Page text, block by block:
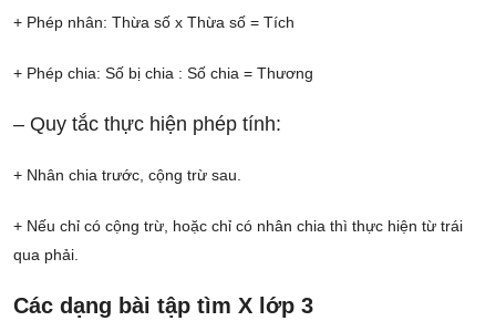
+ Phép nhân: Thừa số x Thừa số = Tích
+ Phép chia: Số bị chia : Số chia = Thương
– Quy tắc thực hiện phép tính:
+ Nhân chia trước, cộng trừ sau.
+ Nếu chỉ có cộng trừ, hoặc chỉ có nhân chia thì thực hiện từ trái
qua phải.
Các dạng bài tập tìm X lớp 3